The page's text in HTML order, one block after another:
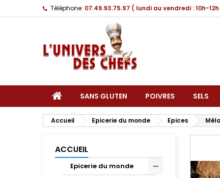
Téléphone: 07.49.93.75.97 ( lundi au vendredi : 10h-
SANS GLUTEN POIVRES SELS
Accueil Epicerie du monde Epices
ACCUEIL
Epicerie du monde